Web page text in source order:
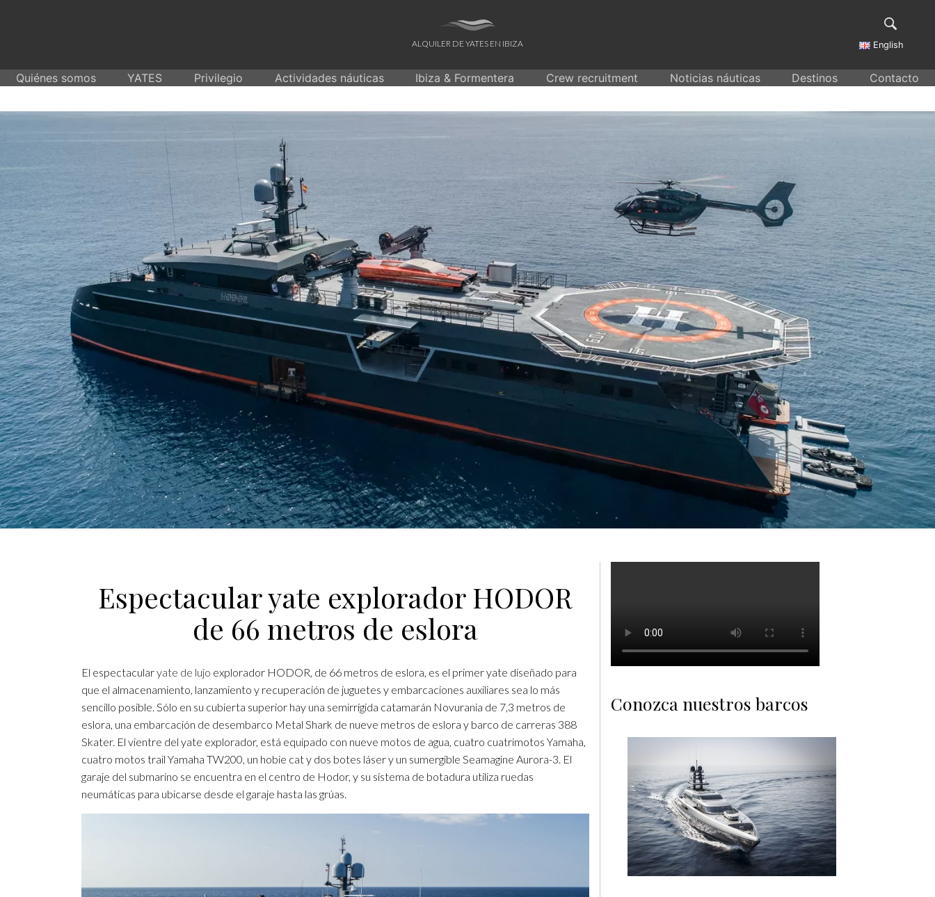
ALQUILER DE YATES EN IBIZA English
Quiénes somos YATES Privilegio Actividades náuticas Ibiza & Formentera Crew recruitment Noticias náuticas Destinos Contacto
Espectacular yate explorador HODOR
de 66 metros de eslora
El espectacularyate de lujo explorador HODOR, de 66 metros de eslora, es el primer yate diseñado para
que el almacenamiento, lanzamiento y recuperación de juguetes y embarcaciones auxiliares sea lo más
sencillo posible. Sólo en su cubierta superior hay una semirrígida catamarán Novurania de 7,3 metros de
eslora, una embarcación de desembarco Metal Shark de nueve metros de eslora y barco de carreras 388
Skater. El vientre del yate explorador, está equipado con nueve motos de agua, cuatro cuatrimotos Yamaha,
cuatro motos trail Yamaha TW200, un hobie cat y dos botes láser y un sumergible Seamagine Aurora-3. El
garaje del submarino se encuentra en el centro de Hodor, y su sistema de botadura utiliza ruedas
neumáticas para ubicarse desde el garaje hasta las grúas.
Conozca nuestros barcos